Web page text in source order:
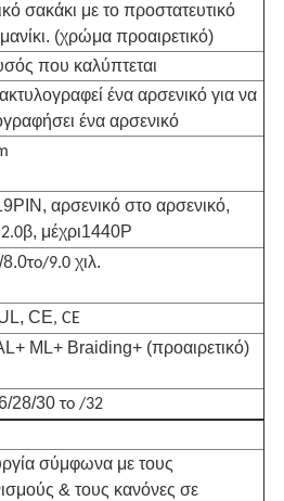
σακάκι με το προστατευτικό
(χρώμα προαιρετικό)
που καλύπτεται
ένα αρσενικό για να
ένα αρσενικό
αρσενικό στο αρσενικό,
2.0β, μέχρι1440P
8.0το/9.0 χιλ.
CE, CE
ML+ Braiding+ (προαιρετικό)
28/30 το /32
σύμφωνα με τους
& τους κανόνες σε